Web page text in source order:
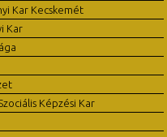
Kar Kecskemét
Kar
Képzési Kar